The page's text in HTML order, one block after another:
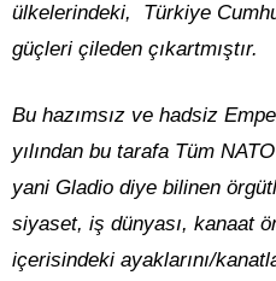
ülkelerindeki, Türkiye
güçleri çileden çıkartmıştır.
Bu hazımsız ve hadsiz
yılından bu tarafa Tüm
yani Gladio diye bilinen
siyaset, iş dünyası, kanaat
içerisindeki ayaklarını/